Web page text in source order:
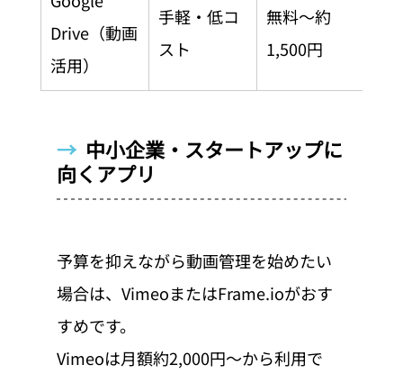
Drive（動画
活用）
手軽・低コ
スト
無料〜約
1,500円
→ 中小企業・スタートアップに
向くアプリ
予算を抑えながら動画管理を始めたい
場合は、VimeoまたはFrame.ioがおす
すめです。
Vimeoは月額約2,000円〜から利用で